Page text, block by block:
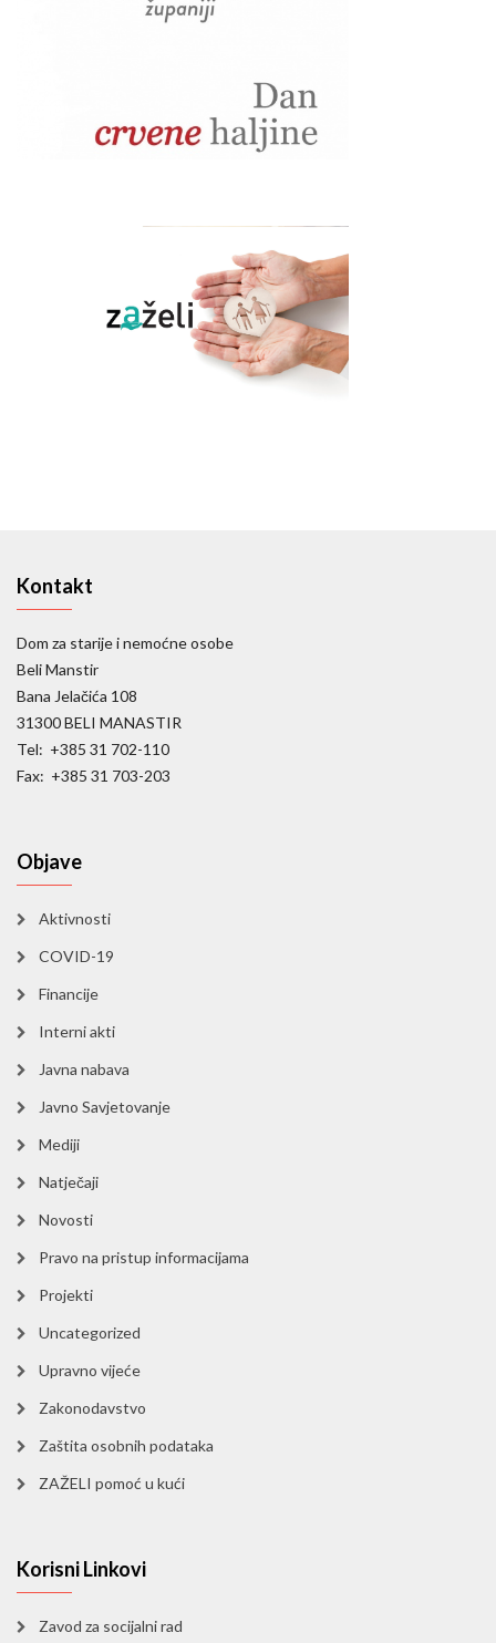
Kontakt
Dom za starije i nemoćne osobe
Beli Manstir
Bana Jelačića 108
31300 BELI MANASTIR
Tel: +385 31 702-110
Fax: +385 31 703-203
Objave
Aktivnosti
COVID-19
Financije
Interni akti
Javna nabava
Javno Savjetovanje
Mediji
Natječaji
Novosti
Pravo na pristup informacijama
Projekti
Uncategorized
Upravno vijeće
Zakonodavstvo
Zaštita osobnih podataka
ZAŽELI pomoć u kući
Korisni Linkovi
Zavod za socijalni rad